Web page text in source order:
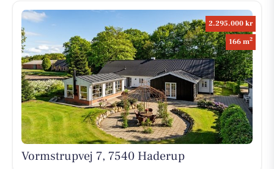
2.295.000 kr
166 m2
Vormstrupvej 7, 7540 Haderup